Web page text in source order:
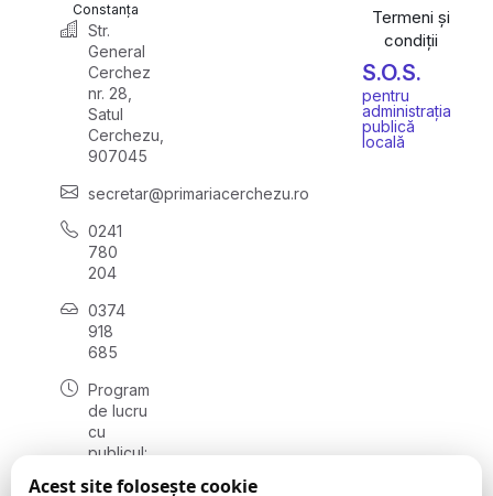
Constanța
Str.
General
Cerchez
nr. 28,
Satul
Cerchezu,
907045
secretar@primariacerchezu.ro
0241
780
204
0374
918
685
Program
de lucru
cu
publicul:
Termeni și
condiții
S.O.S.
pentru
administrația
publică
locală
Acest site folosește cookie